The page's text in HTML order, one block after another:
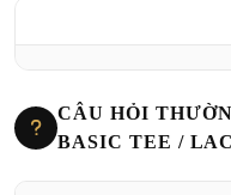
CÂU HỎI
BASIC TEE /